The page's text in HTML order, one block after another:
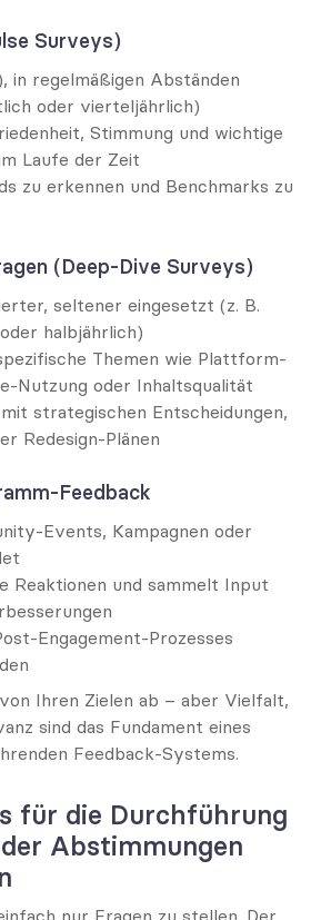
Surveys)
in regelmäßigen Abständen
oder vierteljährlich)
Stimmung und wichtige
Laufe der Zeit
zu erkennen und Benchmarks zu
(Deep-Dive Surveys)
seltener eingesetzt (z. B.
halbjährlich)
Themen wie Plattform-
Nutzung oder Inhaltsqualität
strategischen Entscheidungen,
Redesign-Plänen
Feedback
Events, Kampagnen oder
Reaktionen und sammelt Input
Engagement-Prozesses
Ihren Zielen ab – aber Vielfalt,
sind das Fundament eines
Feedback-Systems.
für die Durchführung
Abstimmungen
nur Fragen zu stellen. Der